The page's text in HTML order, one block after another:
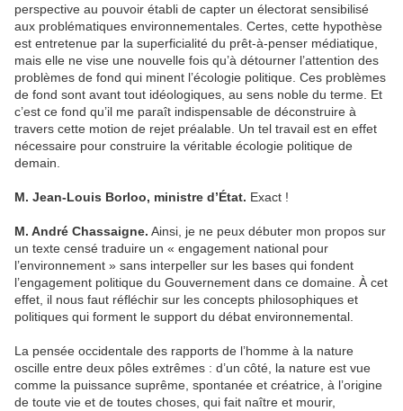
perspective au pouvoir établi de capter un électorat sensibilisé
aux problématiques environnementales. Certes, cette hypothèse
est entretenue par la superficialité du prêt-à-penser médiatique,
mais elle ne vise une nouvelle fois qu’à détourner l’attention des
problèmes de fond qui minent l’écologie politique. Ces problèmes
de fond sont avant tout idéologiques, au sens noble du terme. Et
c’est ce fond qu’il me paraît indispensable de déconstruire à
travers cette motion de rejet préalable. Un tel travail est en effet
nécessaire pour construire la véritable écologie politique de
demain.
M. Jean-Louis Borloo, ministre d’État. Exact !
M. André Chassaigne. Ainsi, je ne peux débuter mon propos sur
un texte censé traduire un « engagement national pour
l’environnement » sans interpeller sur les bases qui fondent
l’engagement politique du Gouvernement dans ce domaine. À cet
effet, il nous faut réfléchir sur les concepts philosophiques et
politiques qui forment le support du débat environnemental.
La pensée occidentale des rapports de l’homme à la nature
oscille entre deux pôles extrêmes : d’un côté, la nature est vue
comme la puissance suprême, spontanée et créatrice, à l’origine
de toute vie et de toutes choses, qui fait naître et mourir,